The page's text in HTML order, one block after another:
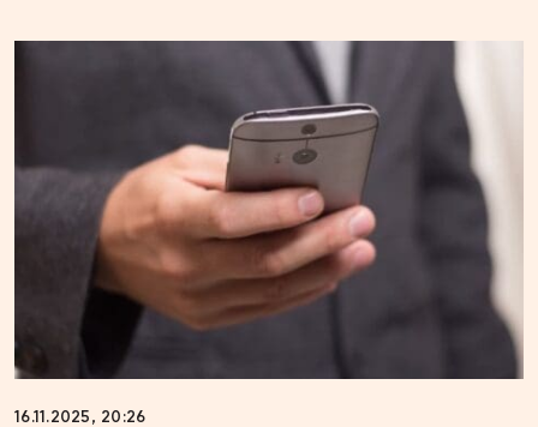
16.11.2025, 20:26